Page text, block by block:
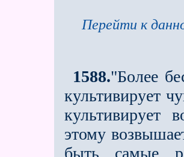
Перейти к
1588."Более
культивирует
культивирует
этому
быть самые